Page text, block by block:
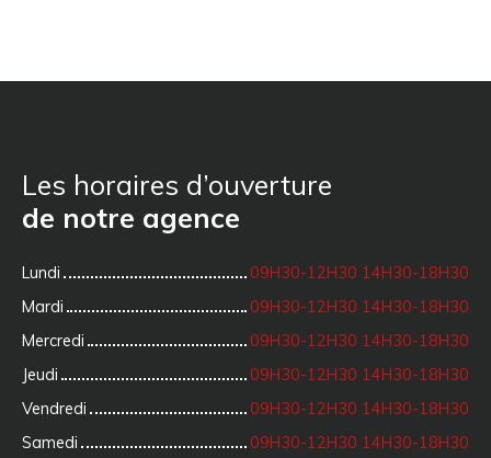
Les horaires d’ouverture
de notre agence
Lundi
09H30-12H30 14H30-18H30
Mardi
09H30-12H30 14H30-18H30
Mercredi
09H30-12H30 14H30-18H30
Jeudi
09H30-12H30 14H30-18H30
Vendredi
09H30-12H30 14H30-18H30
Samedi
09H30-12H30 14H30-18H30